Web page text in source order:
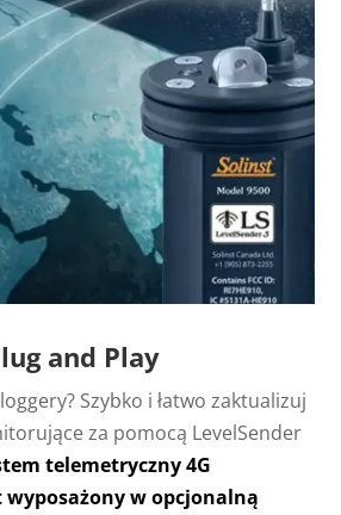
and Play
Szybko i łatwo zaktualizuj
za pomocą LevelSender
telemetryczny 4G
wyposażony w opcjonalną